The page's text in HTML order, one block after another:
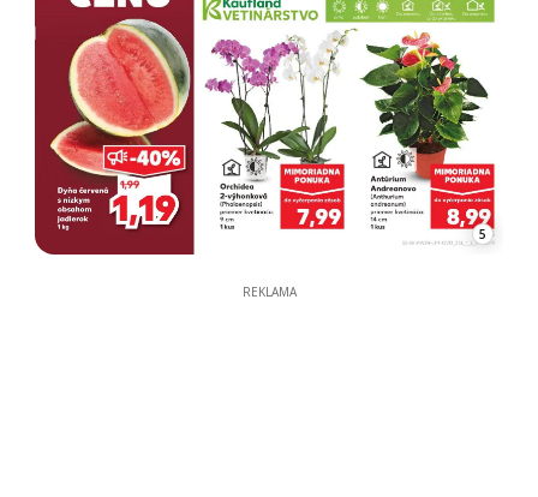
5
REKLAMA